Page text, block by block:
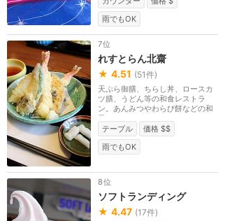
雨でもOK
7位
れすとらん北齋
★ 4.51 (51件)
天ぷら御膳、ちらし丼、ロースカ
ツ膳、うどん等の和食レストラ
ン。あんみつやわらび餅などの和
風スイーツもありま...
テーブル
価格 $$
雨でもOK
8位
ソフトランディング
★ 4.47 (17件)